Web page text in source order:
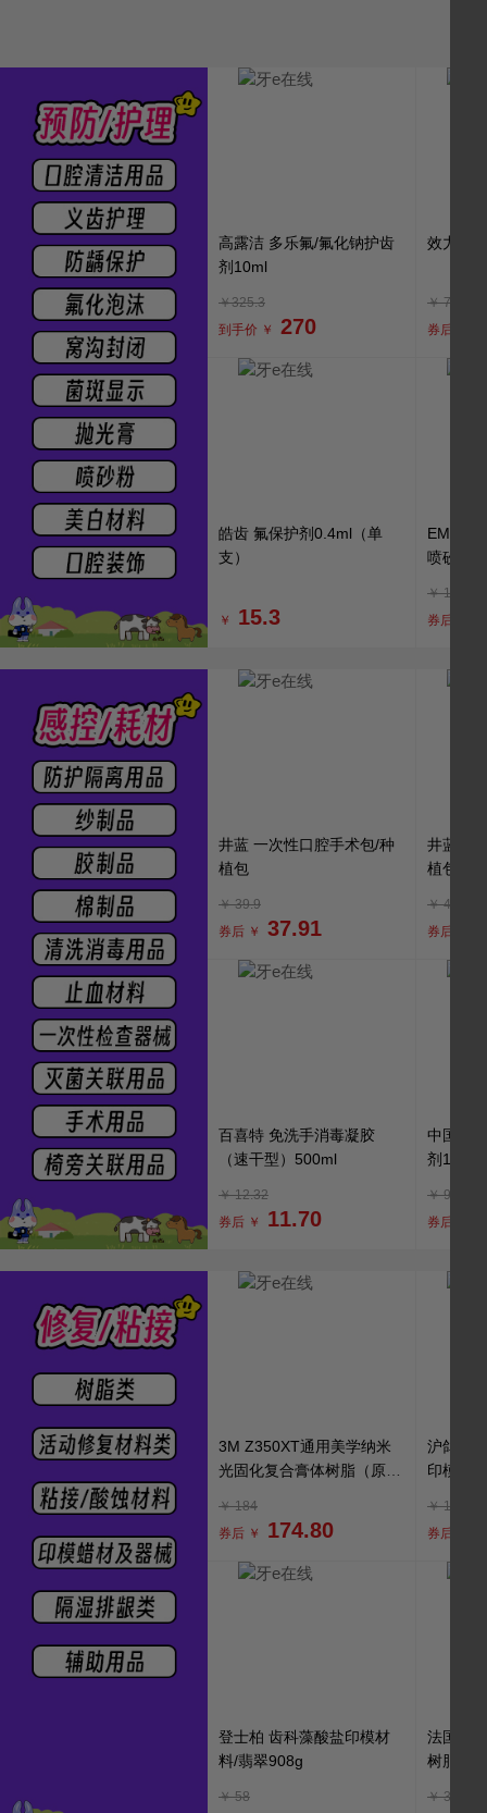
高露洁 多乐氟/氟化钠护齿
剂10ml
￥325.3
到手价 ￥
270
效力爽
￥7
券后 ￥
皓齿 氟保护剂0.4ml（单
支）
￥ 15.3
EMS 经
喷砂粉
￥172
券后 ￥
井蓝 一次性口腔手术包/种
植包
￥39.9
券后 ￥
37.91
井蓝 一
植包（
￥43.8
券后 ￥
百喜特 免洗手消毒凝胶
（速干型）500ml
￥12.32
券后 ￥
11.70
中国牙
剂
￥92
券后 ￥
3M Z350XT通用美学纳米
光固化复合膏体树脂（原装
￥184
券后 ￥
174.80
沪鸽 美
印模材
￥188
券后 ￥
登士柏 齿科藻酸盐印模材
料/翡翠908g
￥58
法国
树脂/桩
￥325